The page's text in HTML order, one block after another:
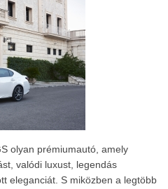
olyan prémiumautó, amely
valódi luxust, legendás
eleganciát. S miközben a legtöbb